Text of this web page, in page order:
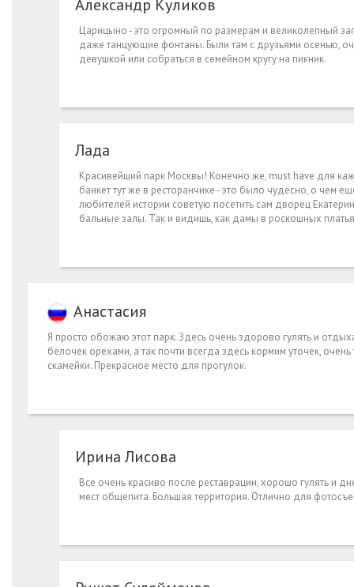
Александр Куликов
Царицыно - это огромный по размерам и великолепный
даже танцующие фонтаны. Были там с друзьями осенью,
девушкой или собраться в семейном кругу на пикник.
Лада
Красивейший парк Москвы! Конечно же, must have для
банкет тут же в ресторанчике - это было чудесно, о чем
любителей истории советую посетить сам дворец
бальные залы. Так и видишь, как дамы в роскошных
Анастасия
Я просто обожаю этот парк. Здесь очень здорово гулять и
белочек орехами, а так почти всегда здесь кормим уточек,
скамейки. Прекрасное место для прогулок.
Ирина Лисова
Все очень красиво после реставрации, хорошо гулять и
мест общепита. Большая территория. Отлично для